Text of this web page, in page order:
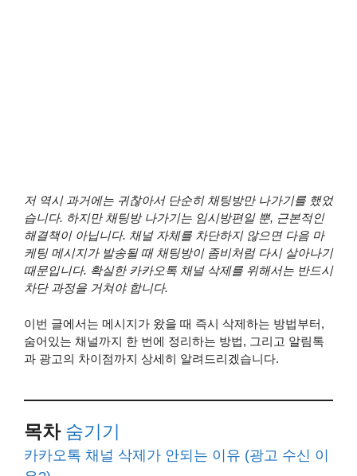
저 역시 과거에는 귀찮아서 단순히 채팅방만 나가기를 했었
습니다. 하지만 채팅방 나가기는 임시방편일 뿐, 근본적인
해결책이 아닙니다. 채널 자체를 차단하지 않으면 다음 마
케팅 메시지가 발송될 때 채팅방이 좀비처럼 다시 살아나기
때문입니다. 확실한 카카오톡 채널 삭제를 위해서는 반드시
차단 과정을 거쳐야 합니다.
이번 글에서는 메시지가 왔을 때 즉시 삭제하는 방법부터,
숨어있는 채널까지 한 번에 정리하는 방법, 그리고 알림톡
과 광고의 차이점까지 상세히 알려드리겠습니다.
목차 숨기기
카카오톡 채널 삭제가 안되는 이유 (광고 수신 이